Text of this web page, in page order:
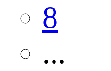
8
...